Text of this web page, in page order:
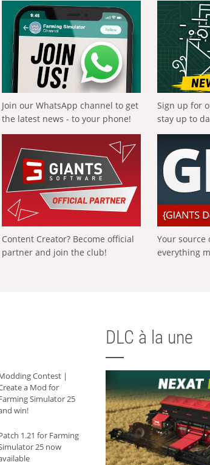
Join our WhatsApp channel to get
the latest news - to your phone!
Sign up for
stay up to
Content Creator? Become official
partner and join the club!
Your
everything
Contest |
a Mod for
Simulator 25
win!
1.21 for Farming
25 now
DLC à la une